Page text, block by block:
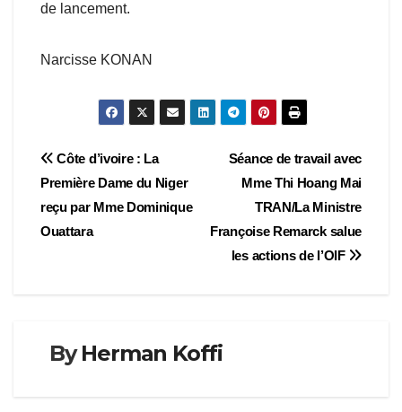
de lancement.
Narcisse KONAN
Navigation
de
l’article
Séance de travail avec
Mme Thi Hoang Mai
TRAN/La Ministre
Françoise Remarck salue
les actions de l’OIF
Côte d’ivoire : La
Première Dame du Niger
reçu par Mme Dominique
Ouattara
ByHerman Koffi